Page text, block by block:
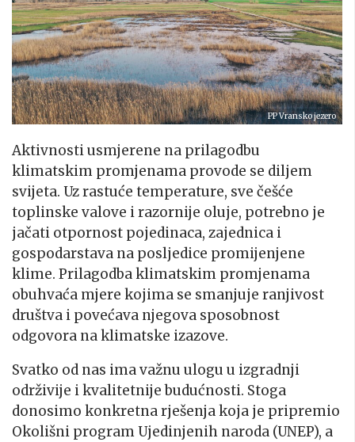
PP Vransko jezero
Aktivnosti usmjerene na prilagodbu
klimatskim promjenama provode se diljem
svijeta. Uz rastuće temperature, sve češće
toplinske valove i razornije oluje, potrebno je
jačati otpornost pojedinaca, zajednica i
gospodarstava na posljedice promijenjene
klime. Prilagodba klimatskim promjenama
obuhvaća mjere kojima se smanjuje ranjivost
društva i povećava njegova sposobnost
odgovora na klimatske izazove.
Svatko od nas ima važnu ulogu u izgradnji
održivije i kvalitetnije budućnosti. Stoga
donosimo konkretna rješenja koja je pripremio
Okolišni program Ujedinjenih naroda (UNEP), a